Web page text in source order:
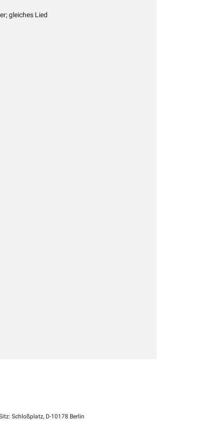
gleiches Lied
Schloßplatz, D-10178 Berlin